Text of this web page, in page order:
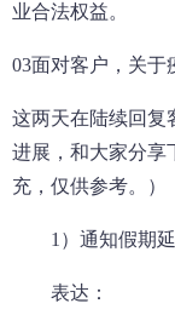
业合法权益。
03面对客户，关于
这两天在陆续回复
进展，和大家分享
充，仅供参考。）
1）通知假期延
表达：